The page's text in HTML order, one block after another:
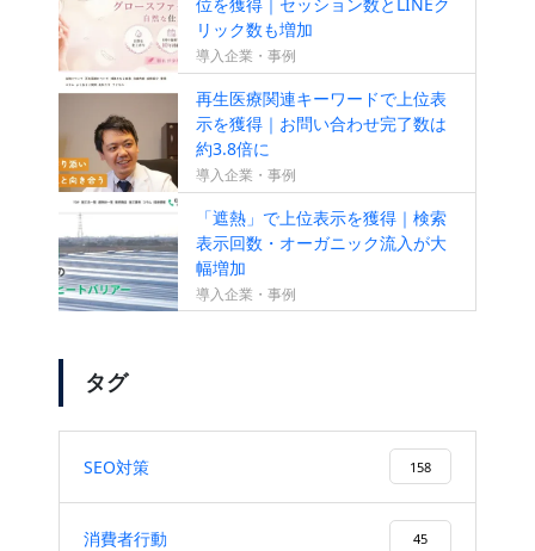
リック数も増加
導入企業・事例
再生医療関連キーワードで上位表
示を獲得｜お問い合わせ完了数は
約3.8倍に
導入企業・事例
「遮熱」で上位表示を獲得｜検索
表示回数・オーガニック流入が大
幅増加
導入企業・事例
タグ
SEO対策 158
消費者行動 45